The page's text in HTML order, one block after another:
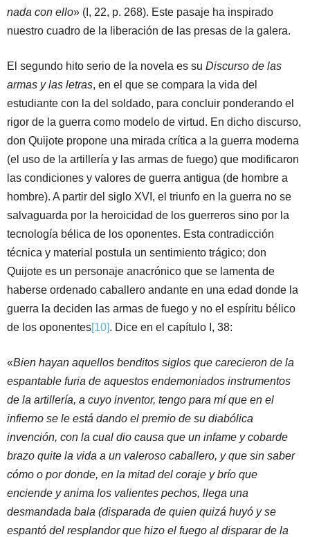
nada con ello» (I, 22, p. 268). Este pasaje ha inspirado
nuestro cuadro de la liberación de las presas de la galera.
El segundo hito serio de la novela es su Discurso de las
armas y las letras, en el que se compara la vida del
estudiante con la del soldado, para concluir ponderando el
rigor de la guerra como modelo de virtud. En dicho discurso,
don Quijote propone una mirada crítica a la guerra moderna
(el uso de la artillería y las armas de fuego) que modificaron
las condiciones y valores de guerra antigua (de hombre a
hombre). A partir del siglo XVI, el triunfo en la guerra no se
salvaguarda por la heroicidad de los guerreros sino por la
tecnología bélica de los oponentes. Esta contradicción
técnica y material postula un sentimiento trágico; don
Quijote es un personaje anacrónico que se lamenta de
haberse ordenado caballero andante en una edad donde la
guerra la deciden las armas de fuego y no el espíritu bélico
de los oponentes[10]. Dice en el capítulo I, 38:
«Bien hayan aquellos benditos siglos que carecieron de la
espantable furia de aquestos endemoniados instrumentos
de la artillería, a cuyo inventor, tengo para mí que en el
infierno se le está dando el premio de su diabólica
invención, con la cual dio causa que un infame y cobarde
brazo quite la vida a un valeroso caballero, y que sin saber
cómo o por donde, en la mitad del coraje y brío que
enciende y anima los valientes pechos, llega una
desmandada bala (disparada de quien quizá huyó y se
espantó del resplandor que hizo el fuego al disparar de la